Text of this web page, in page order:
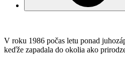
V roku 1986 počas letu ponad
keďže zapadala do okolia ako